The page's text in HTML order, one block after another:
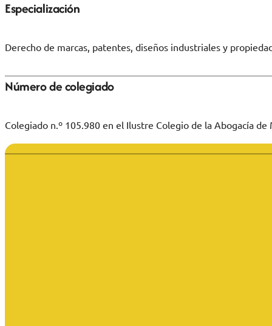
Especialización
Derecho de marcas, patentes, diseños industriales y
Número de colegiado
Colegiado n.º 105.980 en el Ilustre Colegio de la Abogacía de